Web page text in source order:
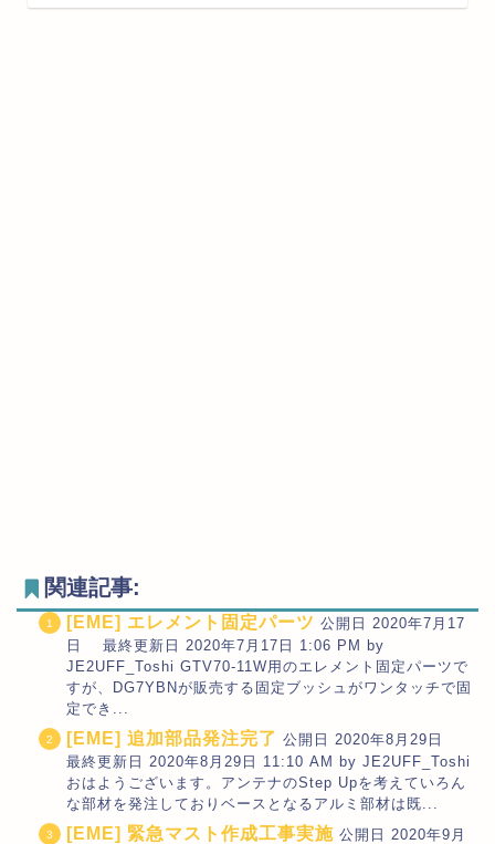
関連記事:
[EME] エレメント固定パーツ 公開日 2020年7月17
日 最終更新日 2020年7月17日 1:06 PM by
JE2UFF_Toshi GTV70-11W用のエレメント固定パーツで
すが、DG7YBNが販売する固定ブッシュがワンタッチで固
定でき...
[EME] 追加部品発注完了 公開日 2020年8月29日
最終更新日 2020年8月29日 11:10 AM by JE2UFF_Toshi
おはようございます。アンテナのStep Upを考えていろん
な部材を発注しておりベースとなるアルミ部材は既...
[EME] 緊急マスト作成工事実施 公開日 2020年9月